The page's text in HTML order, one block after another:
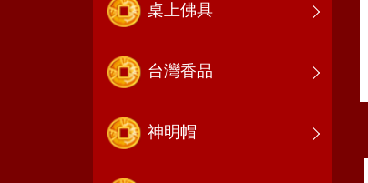
桌上佛具
台灣香品
神明帽